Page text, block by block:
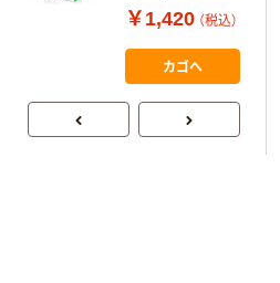
MINI JP1 1パッ
ク（10枚入り）
￥1,420 （税込）
カゴへ